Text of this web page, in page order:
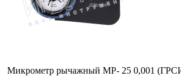
Микрометр рычажный МР- 25 0,001